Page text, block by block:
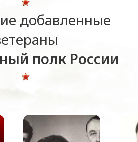
добавленные
полк России